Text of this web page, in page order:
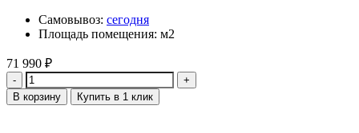
Самовывоз: сегодня
Площадь помещения: м2
71 990 ₽
Количество
В корзину Купить в 1 клик